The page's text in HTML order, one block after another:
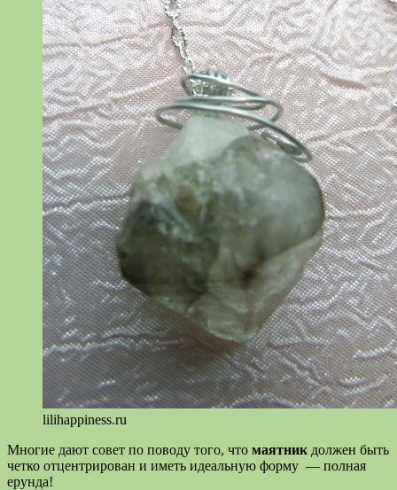
lilihappiness.ru
Многие дают совет по поводу того, что маятник должен быть
четко отцентрирован и иметь идеальную форму — полная
ерунда!